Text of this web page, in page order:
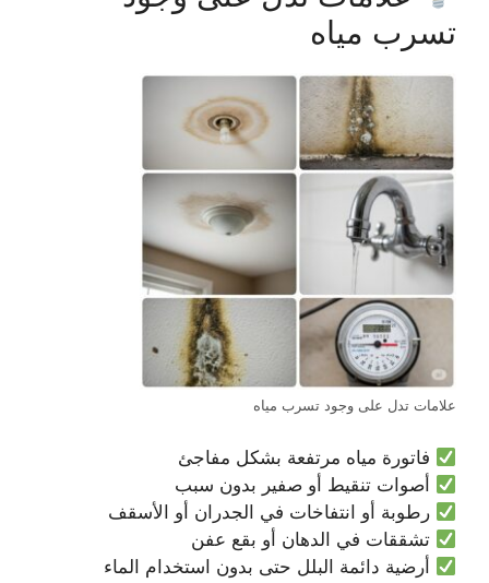
تسرب مياه
علامات تدل على وجود تسرب مياه
فاتورة مياه مرتفعة بشكل مفاجئ
أصوات تنقيط أو صفير بدون سبب
رطوبة أو انتفاخات في الجدران أو الأسقف
تشققات في الدهان أو بقع عفن
أرضية دائمة البلل حتى بدون استخدام الماء